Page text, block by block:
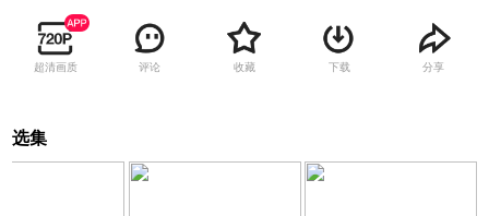
超清画质 评论 收藏 下载 分享
选集